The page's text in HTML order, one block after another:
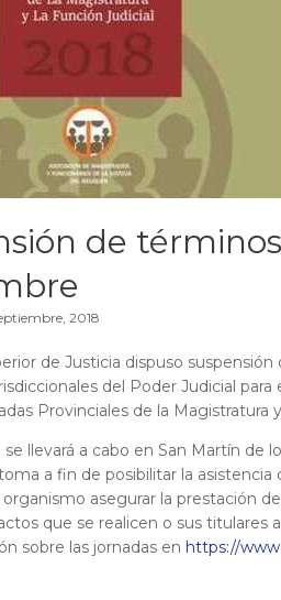
de
2018
de Justicia dispuso
del Poder Judicial
Provinciales de la Magistratura
llevará a cabo en San Martín de
a fin de posibilitar la
asegurar la prestación
que se realicen o sus titulares
sobre las jornadas en https://